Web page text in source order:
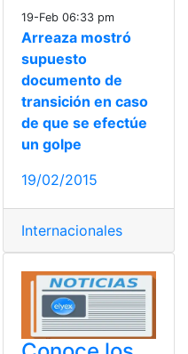
19-Feb 06:33 pm
Arreaza mostró
supuesto
documento de
transición en caso
de que se efectúe
un golpe
19/02/2015
Internacionales